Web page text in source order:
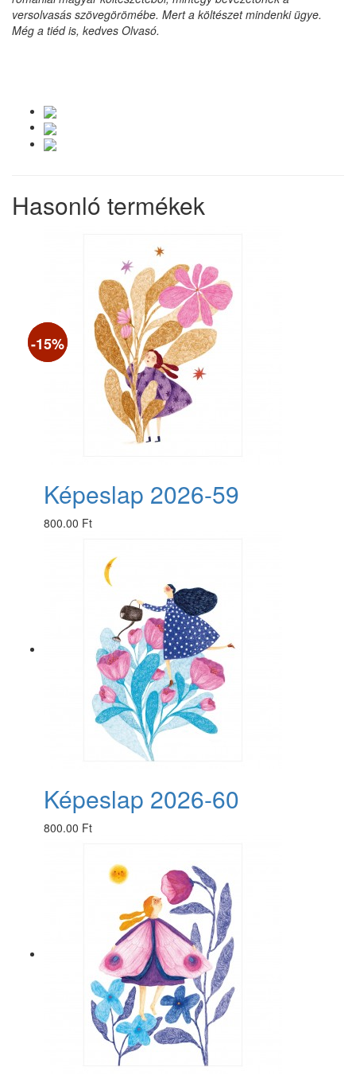
versolvasás szövegörömébe. Mert a költészet mindenki ügye.
Még a tiéd is, kedves Olvasó.
Hasonló termékek
Képeslap 2026-59
800.00 Ft
Képeslap 2026-60
800.00 Ft
-20%
-15%